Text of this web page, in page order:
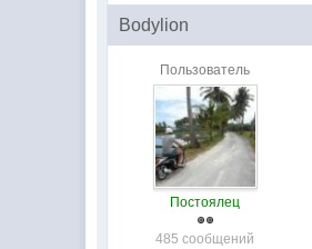
Bodylion
Пользователь
Постоялец
485 сообщений